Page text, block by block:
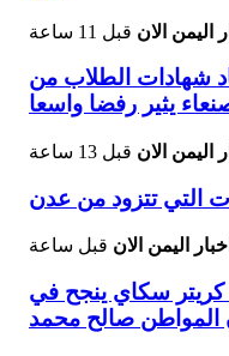
اليمن الان قبل 11 ساعة
شهادات الطلاب من
يثير رفضا واسعا
اليمن الان قبل 13 ساعة
التي تتزود من عدن
اخبار اليمن الان قبل ساعة
كريتر سكاي ينجح في